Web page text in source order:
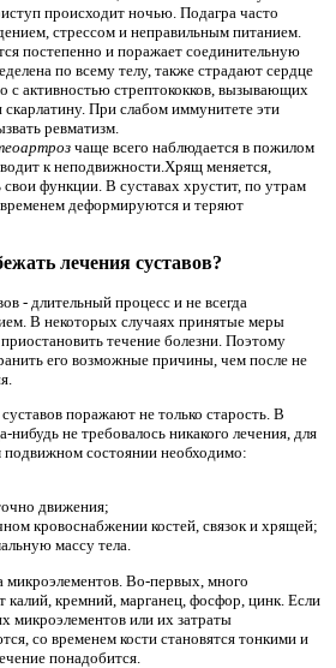
происходит ночью. Подагра часто
стрессом и неправильным питанием.
постепенно и поражает соединительную
по всему телу, также страдают сердце
с активностью стрептококков, вызывающих
скарлатину. При слабом иммунитете эти
ревматизм.
чаще всего наблюдается в пожилом
к неподвижности.Хрящ меняется,
свои функции. В суставах хрустит, по утрам
деформируются и теряют
лечения суставов?
- длительный процесс и не всегда
В некоторых случаях принятые меры
течение болезни. Поэтому
его возможные причины, чем после не
поражают не только старость. В
нибудь не требовалось никакого лечения, для
состоянии необходимо:
движения;
кровоснабжении костей, связок и хрящей;
массу тела.
микроэлементов. Во-первых, много
калий, кремний, марганец, фосфор, цинк. Если
микроэлементов или их затраты
со временем кости становятся тонкими и
понадобится.